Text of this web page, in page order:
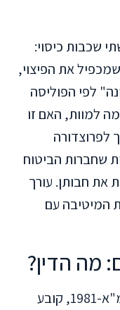
שכבות כיסוי:
את הפיצוי,
לפי הפוליסה
למוות, האם זו
לפרוצדורה
שחברות הביטוח
חבותן. עורך
המיטיבה עם
מה הדין?
סעיף 53 לחוק חוזה הביטוח, התשמ"א-1981, קובע